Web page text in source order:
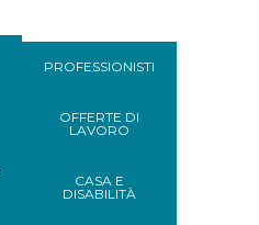
PROFESSIONISTI
OFFERTE DI
LAVORO
CASA E
DISABILITÀ